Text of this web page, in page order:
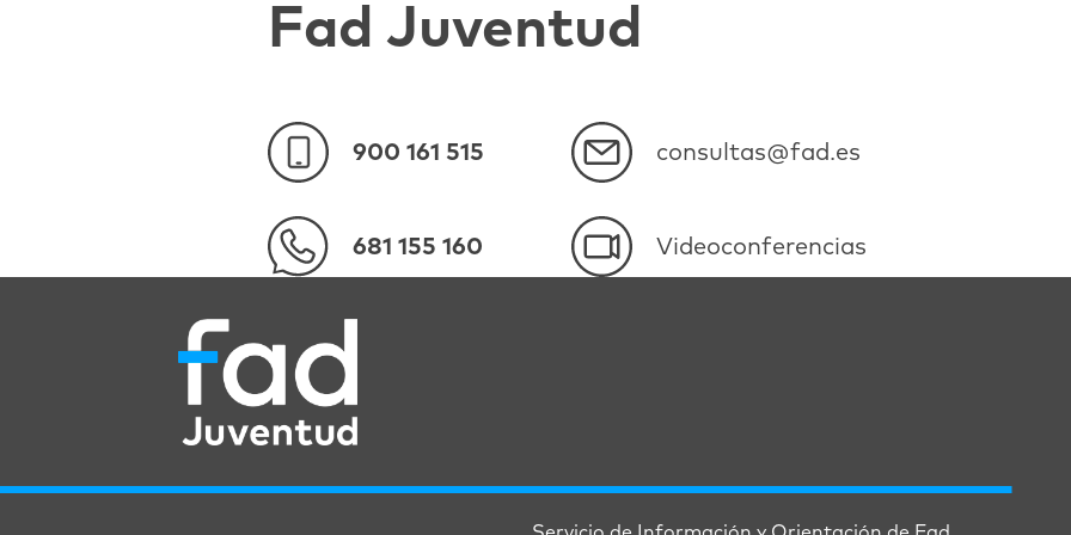
Fad Juventud
900 161 515 consultas@fad.es
681 155 160 Videoconferencias